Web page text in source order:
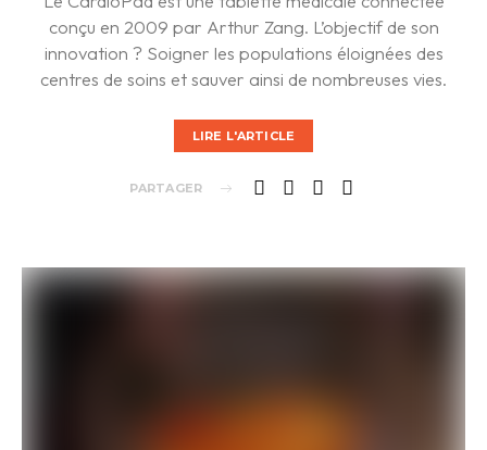
conçu en 2009 par Arthur Zang. L’objectif de son
innovation ? Soigner les populations éloignées des
centres de soins et sauver ainsi de nombreuses vies.
LIRE L'ARTICLE
PARTAGER